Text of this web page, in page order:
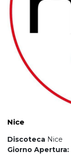
Nice
Discoteca Nice
Giorno Apertura: